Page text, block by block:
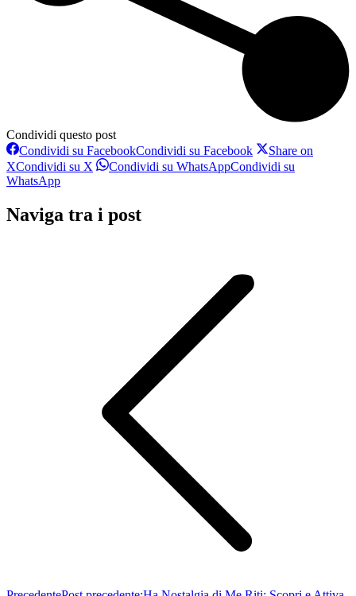
Condividi questo post
Condividi su FacebookCondividi su Facebook
Share on
XCondividi su X Condividi su WhatsAppCondividi su
WhatsApp
Naviga tra i post